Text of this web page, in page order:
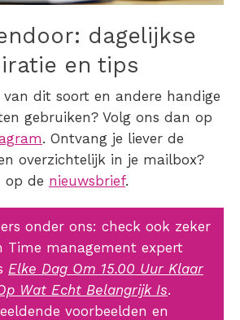
dagelijkse
en tips
dit soort en andere handige
gebruiken? Volg ons dan op
. Ontvang je liever de
overzichtelijk in je mailbox?
op de nieuwsbrief.
onder ons: check ook zeker
Time management expert
Elke Dag Om 15.00 Uur Klaar
Wat Echt Belangrijk Is.
voorbeelden en